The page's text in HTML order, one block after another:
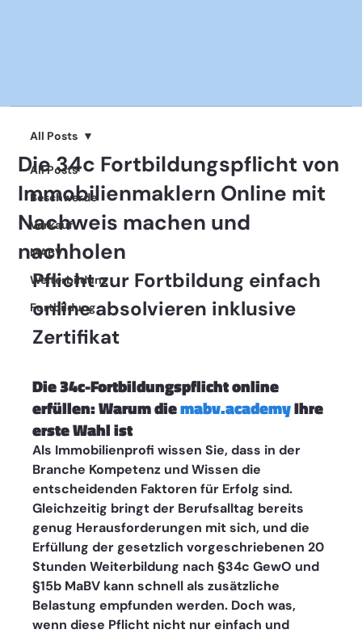
All Posts
Beschwerde
Verkauf
MABV
Weiterbildung
Fortbildung
All Posts
Die 34c Fortbildungspflicht von
Immobilienmaklern Online mit
Nachweis machen und
nachholen
Pflicht zur Fortbildung einfach
online absolvieren inklusive
Zertifikat
Die 34c-Fortbildungspflicht online
erfüllen: Warum die mabv.academy Ihre
erste Wahl ist
Als Immobilienprofi wissen Sie, dass in der
Branche Kompetenz und Wissen die
entscheidenden Faktoren für Erfolg sind.
Gleichzeitig bringt der Berufsalltag bereits
genug Herausforderungen mit sich, und die
Erfüllung der gesetzlich vorgeschriebenen 20
Stunden Weiterbildung nach §34c GewO und
§15b MaBV kann schnell als zusätzliche
Belastung empfunden werden. Doch was,
wenn diese Pflicht nicht nur einfach und